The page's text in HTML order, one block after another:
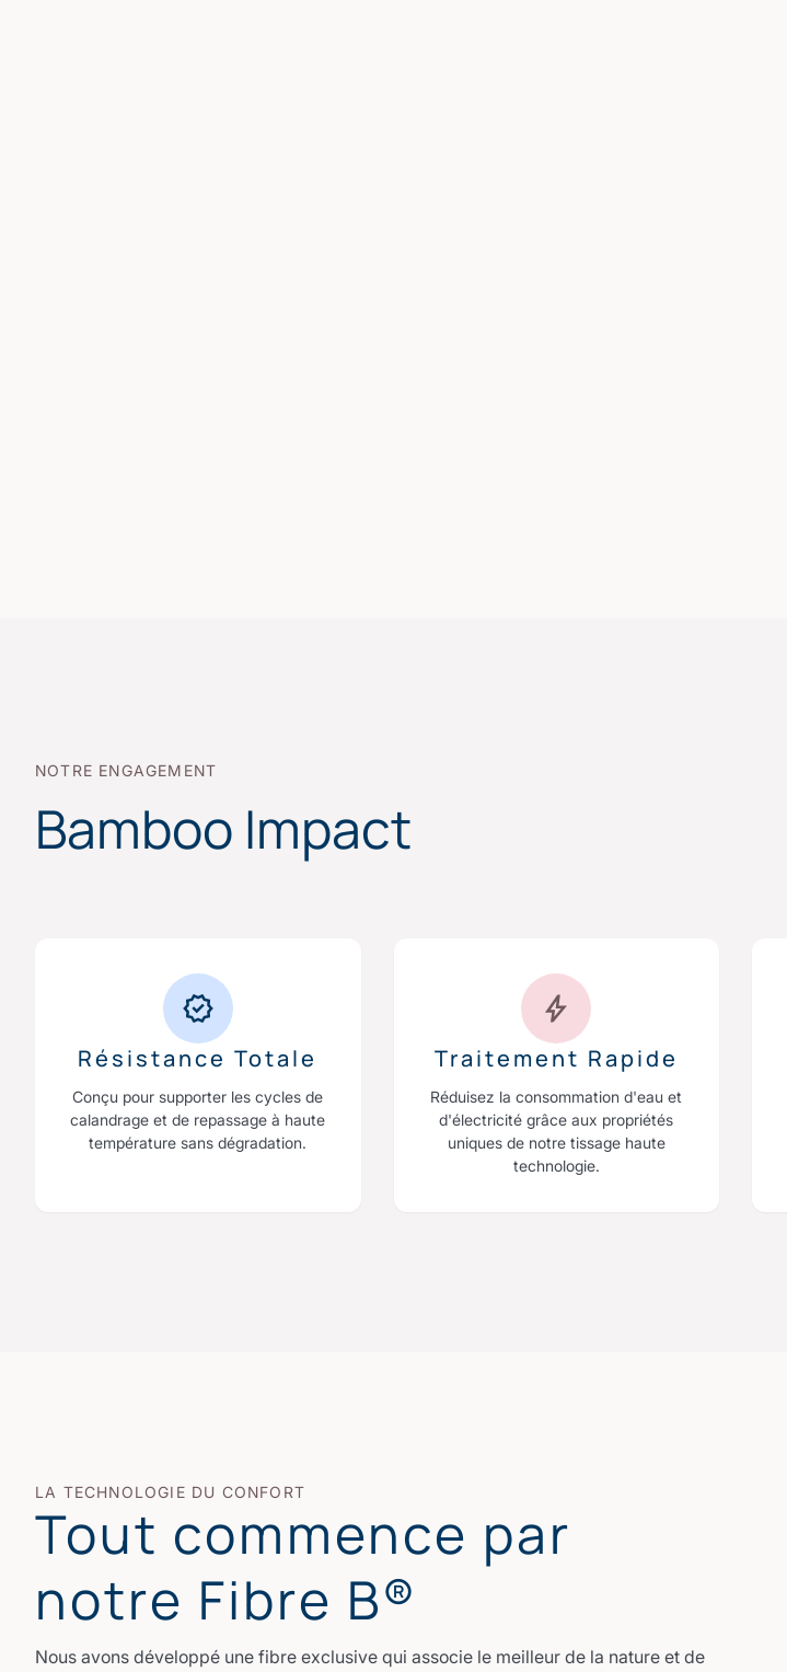
NOTRE ENGAGEMENT
Bamboo Impact
Résistance Totale
Conçu pour supporter les cycles de
calandrage et de repassage à haute
température sans dégradation.
Traitement Rapide
Réduisez la consommation d'eau et
d'électricité grâce aux propriétés
uniques de notre tissage haute
technologie.
LA TECHNOLOGIE DU CONFORT
Tout commence par
notre Fibre B®
Nous avons développé une fibre exclusive qui associe le meilleur de la nature et de